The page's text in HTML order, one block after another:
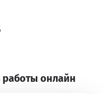
работы онлайн